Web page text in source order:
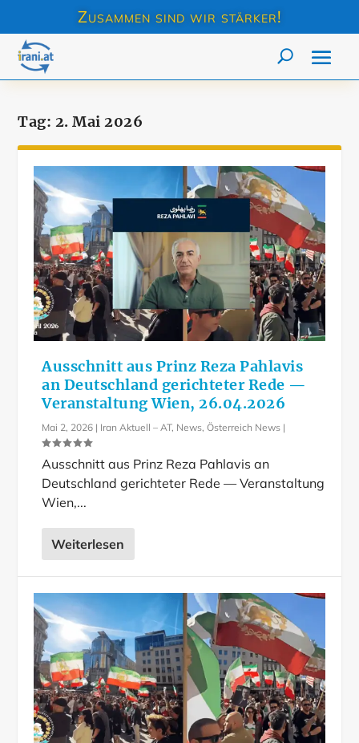
Zusammen sind wir stärker!
Tag: 2. Mai 2026
Ausschnitt aus Prinz Reza Pahlavis
an Deutschland gerichteter Rede —
Veranstaltung Wien, 26.04.2026
Mai 2, 2026 | Iran Aktuell – AT, News,Österreich News |
Ausschnitt aus Prinz Reza Pahlavis an
Deutschland gerichteter Rede — Veranstaltung
Wien,...
Weiterlesen